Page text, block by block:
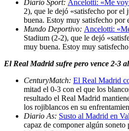
Diario Sport: Ancelotti: «Me voy
2), que le dejó «satisfecho por
buena. Estoy muy satisfecho
Mundo Deportivo: Ancelotti:
Stadium (2-2), que le dejó
muy buena. Estoy muy
El Real Madrid sufre pero vence 2-3
CenturyMatch: El Real Madrid
mitad el 0-3 con el que los
resultado el Real Madrid
los rojiblancos en su
Diario As: Susto al Madrid en
capaz de componer algún